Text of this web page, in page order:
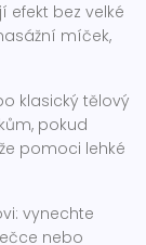
efekt bez velké
míček,
klasický tělový
pokud
pomoci lehké
vynechte
nebo